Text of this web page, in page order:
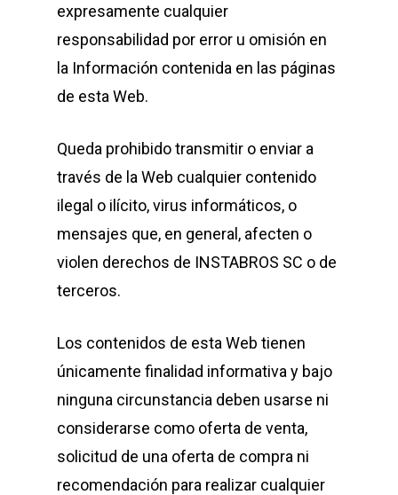
expresamente cualquier
responsabilidad por error u omisión en
la Información contenida en las páginas
de esta Web.
Queda prohibido transmitir o enviar a
través de la Web cualquier contenido
ilegal o ilícito, virus informáticos, o
mensajes que, en general, afecten o
violen derechos de INSTABROS SC o de
terceros.
Los contenidos de esta Web tienen
únicamente finalidad informativa y bajo
ninguna circunstancia deben usarse ni
considerarse como oferta de venta,
solicitud de una oferta de compra ni
recomendación para realizar cualquier